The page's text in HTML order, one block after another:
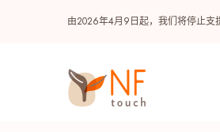
由2026年4月9日起，我们将停止支